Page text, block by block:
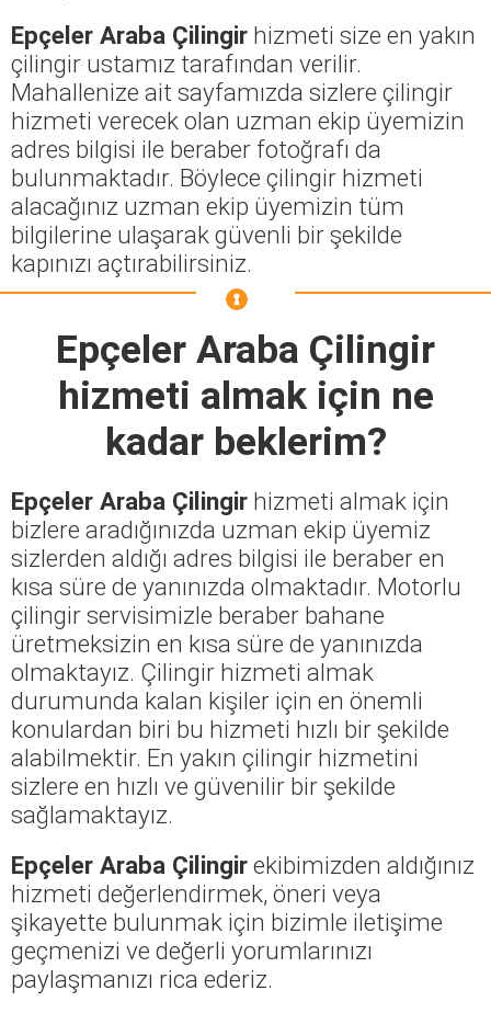
Epçeler Araba Çilingir hizmeti size en yakın
çilingir ustamız tarafından verilir.
Mahallenize ait sayfamızda sizlere çilingir
hizmeti verecek olan uzman ekip üyemizin
adres bilgisi ile beraber fotoğrafı da
bulunmaktadır. Böylece çilingir hizmeti
alacağınız uzman ekip üyemizin tüm
bilgilerine ulaşarak güvenli bir şekilde
kapınızı açtırabilirsiniz.
Epçeler Araba Çilingir
hizmeti almak için ne
kadar beklerim?
Epçeler Araba Çilingir hizmeti almak için
bizlere aradığınızda uzman ekip üyemiz
sizlerden aldığı adres bilgisi ile beraber en
kısa süre de yanınızda olmaktadır. Motorlu
çilingir servisimizle beraber bahane
üretmeksizin en kısa süre de yanınızda
olmaktayız. Çilingir hizmeti almak
durumunda kalan kişiler için en önemli
konulardan biri bu hizmeti hızlı bir şekilde
alabilmektir. En yakın çilingir hizmetini
sizlere en hızlı ve güvenilir bir şekilde
sağlamaktayız.
Epçeler Araba Çilingirekibimizden aldığınız
hizmeti değerlendirmek, öneri veya
şikayette bulunmak için bizimle iletişime
geçmenizi ve değerli yorumlarınızı
paylaşmanızı rica ederiz.